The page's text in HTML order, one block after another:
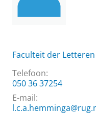
Faculteit der Letteren
Telefoon:
050 36 37254
E-mail: